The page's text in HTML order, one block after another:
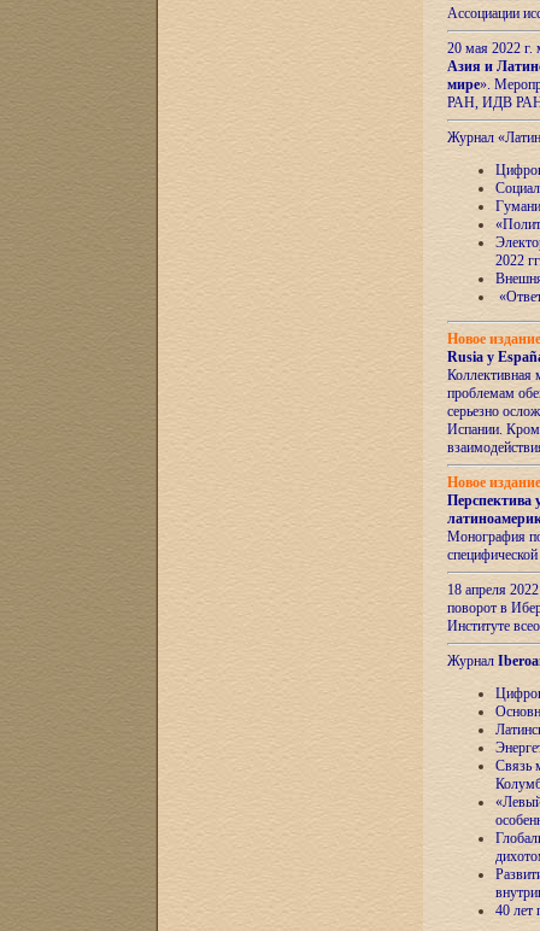
Ассоциации
20 мая 2022
Азия и
мире».
РАН, ИДВ
Журнал
2022
Новое
Rusia y
Коллективная
проблемам
серьезно
Испании.
Новое
Перспектива
Монография
18 апреля
поворот в
Институте
Журнал
Связь
40 лет